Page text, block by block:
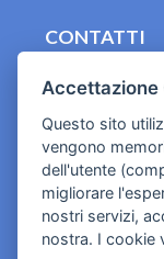
CONTATTI
Cookies e
Accettazione
Questo sito
vengono
dell'utente
migliorare
nostri servizi,
nostra. I cookie